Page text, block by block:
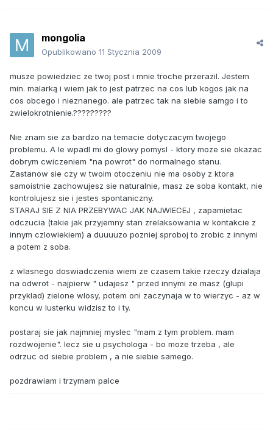
mongolia
Opublikowano 11 Stycznia 2009
musze powiedziec ze twoj post i mnie troche przerazil. Jestem
min. malarką i wiem jak to jest patrzec na cos lub kogos jak na
cos obcego i nieznanego. ale patrzec tak na siebie samgo i to
zwielokrotnienie.?????????
Nie znam sie za bardzo na temacie dotyczacym twojego
problemu. A le wpadl mi do glowy pomysl - ktory moze sie okazac
dobrym cwiczeniem "na powrot" do normalnego stanu.
Zastanow sie czy w twoim otoczeniu nie ma osoby z ktora
samoistnie zachowujesz sie naturalnie, masz ze soba kontakt, nie
kontrolujesz sie i jestes spontaniczny.
STARAJ SIE Z NIA PRZEBYWAC JAK NAJWIECEJ , zapamietac
odczucia (takie jak przyjemny stan zrelaksowania w kontakcie z
innym czlowiekiem) a duuuuzo pozniej sproboj to zrobic z innymi
a potem z soba.
z wlasnego doswiadczenia wiem ze czasem takie rzeczy dzialaja
na odwrot - najpierw " udajesz " przed innymi ze masz (glupi
przyklad) zielone wlosy, potem oni zaczynaja w to wierzyc - az w
koncu w lusterku widzisz to i ty.
postaraj sie jak najmniej myslec "mam z tym problem. mam
rozdwojenie". lecz sie u psychologa - bo moze trzeba , ale
odrzuc od siebie problem , a nie siebie samego.
pozdrawiam i trzymam palce